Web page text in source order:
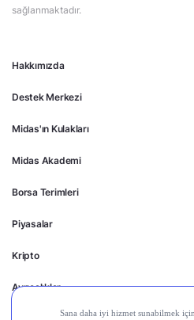
Hakkımızda
Destek Merkezi
Midas'ın Kulakları
Midas Akademi
Borsa Terimleri
Piyasalar
Kripto
Ayrıcalıklar
sağlanmaktadır.